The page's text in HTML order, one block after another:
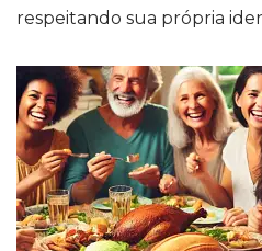
respeitando sua própria